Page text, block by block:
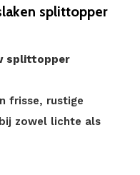
splittopper
splittopper
frisse, rustige
zowel lichte als